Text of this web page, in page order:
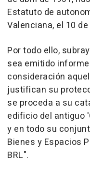
Estatuto de
Valenciana, el 10
Por todo ello,
sea emitido
consideración
justifican su
se proceda a su
edificio del antiguo
y en todo su
Bienes y Espacios
BRL".